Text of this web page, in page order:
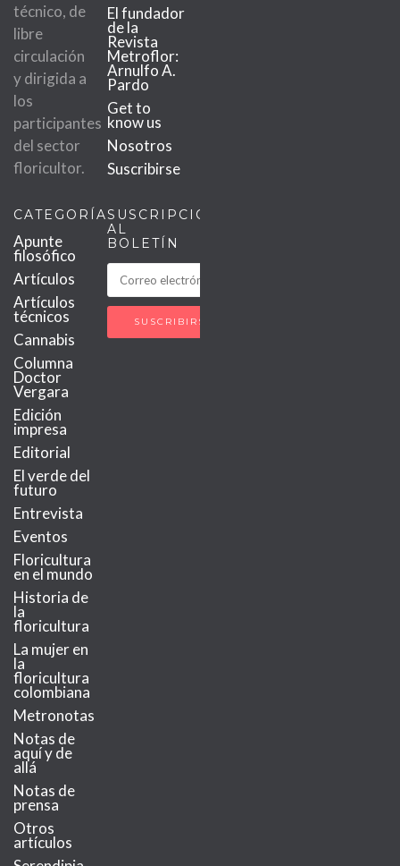
técnico, de
libre
circulación
y dirigida a
los
participantes
del sector
floricultor.
El fundador
de la
Revista
Metroflor:
Arnulfo A.
Pardo
Get to
know us
Nosotros
Suscribirse
CATEGORÍAS
Apunte
filosófico
Artículos
Artículos
técnicos
Cannabis
Columna
Doctor
Vergara
Edición
impresa
Editorial
El verde del
futuro
Entrevista
Eventos
Floricultura
en el mundo
Historia de
la
floricultura
La mujer en
la
floricultura
colombiana
Metronotas
Notas de
aquí y de
allá
Notas de
prensa
Otros
artículos
SUSCRIPCIÓN
AL
BOLETÍN